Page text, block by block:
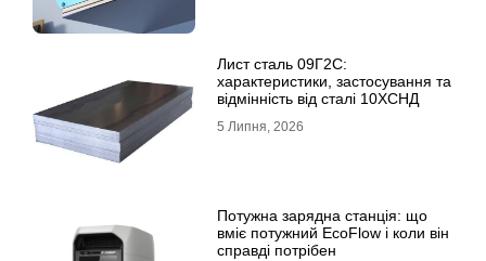
Лист сталь 09Г2С:
характеристики, застосування та
відмінність від сталі 10ХСНД
5 Липня, 2026
Потужна зарядна станція: що
вміє потужний EcoFlow і коли він
справді потрібен